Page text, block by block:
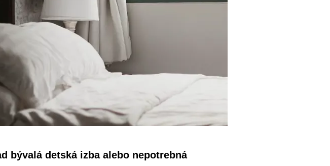
bývalá detská izba alebo nepotrebná